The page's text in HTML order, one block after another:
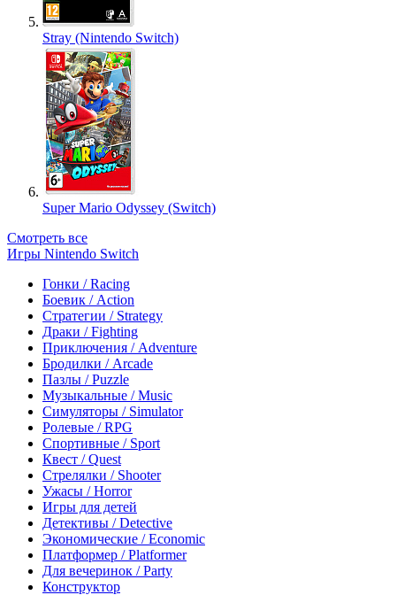
Stray (Nintendo Switch)
Super Mario Odyssey (Switch)
Смотреть все
Игры Nintendo Switch
Гонки / Racing
Боевик / Action
Стратегии / Strategy
Драки / Fighting
Приключения / Adventure
Бродилки / Arcade
Пазлы / Puzzle
Музыкальные / Music
Симуляторы / Simulator
Ролевые / RPG
Спортивные / Sport
Квест / Quest
Стрелялки / Shooter
Ужасы / Horror
Игры для детей
Детективы / Detective
Экономические / Economic
Платформер / Platformer
Для вечеринок / Party
Конструктор